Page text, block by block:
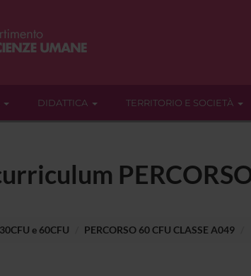
DIDATTICA TERRITORIO E SOCIETÀ
e 60CFU PERCORSO 60 CFU CLASSE A049